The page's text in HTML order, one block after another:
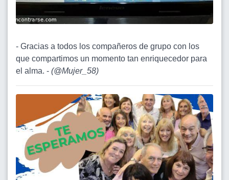
- Gracias a todos los compañeros de grupo con los
que compartimos un momento tan enriquecedor para
el alma. - (@Mujer_58)